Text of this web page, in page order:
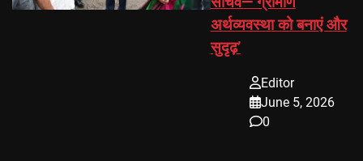
अर्थव्यवस्था को बनाएं और
सुदृढ़’
Editor
June 5, 2026
0